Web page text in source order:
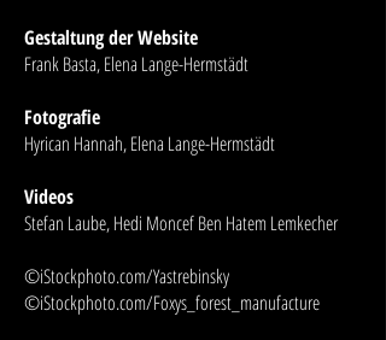
Gestaltung der Website
Frank Basta, Elena Lange-Hermstädt
Fotografie
Hyrican Hannah, Elena Lange-Hermstädt
Videos
Stefan Laube, Hedi Moncef Ben Hatem Lemkecher
©iStockphoto.com/Yastrebinsky
©iStockphoto.com/Foxys_forest_manufacture